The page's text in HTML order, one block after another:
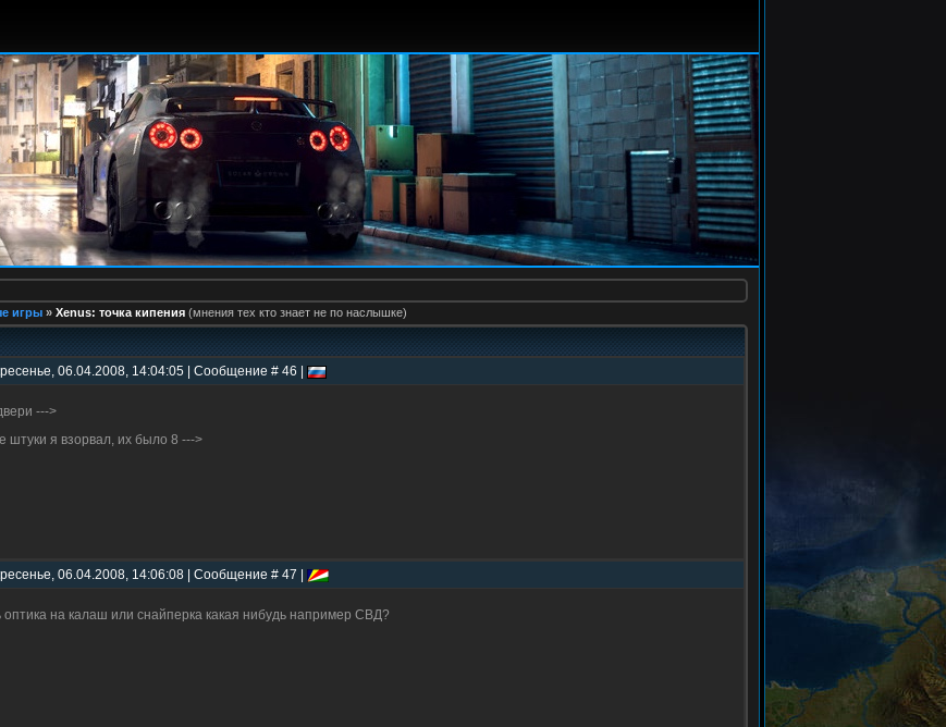
игры » Xenus: точка кипения (мнения тех кто знает не по наслышке)
06.04.2008, 14:04:05 | Сообщение # 46 |
--->
штуки я взорвал, их было 8 --->
06.04.2008, 14:06:08 | Сообщение # 47 |
оптика на калаш или снайперка какая нибудь например СВД?